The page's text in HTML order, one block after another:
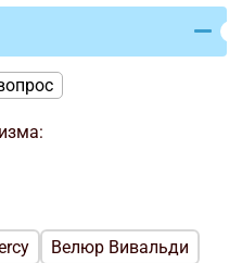
Велюр Вивальди